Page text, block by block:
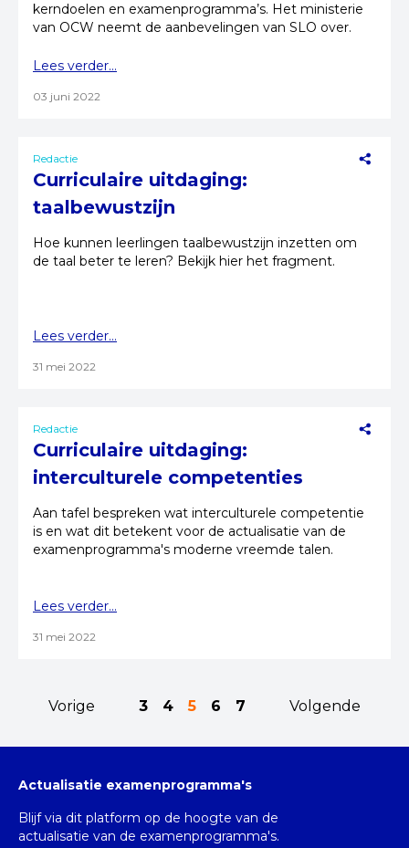
kerndoelen en examenprogramma’s. Het ministerie
van OCW neemt de aanbevelingen van SLO over.
Lees verder...
03 juni 2022
Redactie
Curriculaire uitdaging:
taalbewustzijn
Hoe kunnen leerlingen taalbewustzijn inzetten om
de taal beter te leren? Bekijk hier het fragment.
Lees verder...
31 mei 2022
Redactie
Curriculaire uitdaging:
interculturele competenties
Aan tafel bespreken wat interculturele competentie
is en wat dit betekent voor de actualisatie van de
examenprogramma's moderne vreemde talen.
Lees verder...
31 mei 2022
Vorige 3 4 5 6 7 Volgende
Actualisatie examenprogramma's
Blijf via dit platform op de hoogte van de
actualisatie van de examenprogramma's.